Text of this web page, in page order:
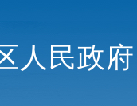
人民政府